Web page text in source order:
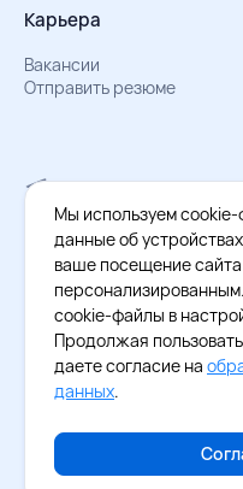
Карьера
Вакансии
Отправить резюме
Мы в Телеграм
Документы об обработке
Охрана труда – результаты
Официальное
Cкачайте
Мы используем
данные об
ваше посещение
cookie-файлы в
Продолжая
даете согласие на
данных.